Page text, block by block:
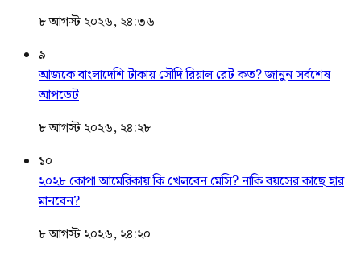
৮ আগস্ট ২০২৬, ২৪:৩৬
৯
আজকে বাংলাদেশি টাকায় সৌদি রিয়াল রেট কত? জানুন সর্বশেষ
আপডেট
৮ আগস্ট ২০২৬, ২৪:২৮
১০
২০২৮ কোপা আমেরিকায় কি খেলবেন মেসি? নাকি বয়সের কাছে হার
মানবেন?
৮ আগস্ট ২০২৬, ২৪:২০